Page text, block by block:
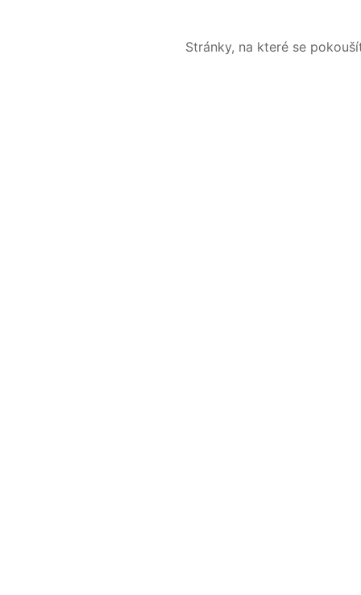
Stránky, na které se